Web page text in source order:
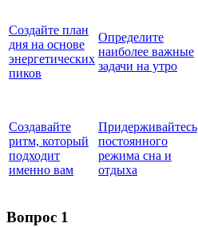
Создайте план
дня на основе
энергетических
пиков
Определите
наиболее важные
задачи на утро
Создавайте
ритм, который
подходит
именно вам
Придерживайтесь
постоянного
режима сна и
отдыха
Вопрос 1